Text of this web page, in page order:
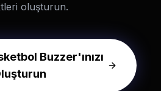
oluşturun.
Buzzer'ınızı